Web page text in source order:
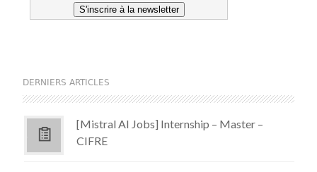
DERNIERS ARTICLES
[Mistral AI Jobs] Internship – Master –
CIFRE